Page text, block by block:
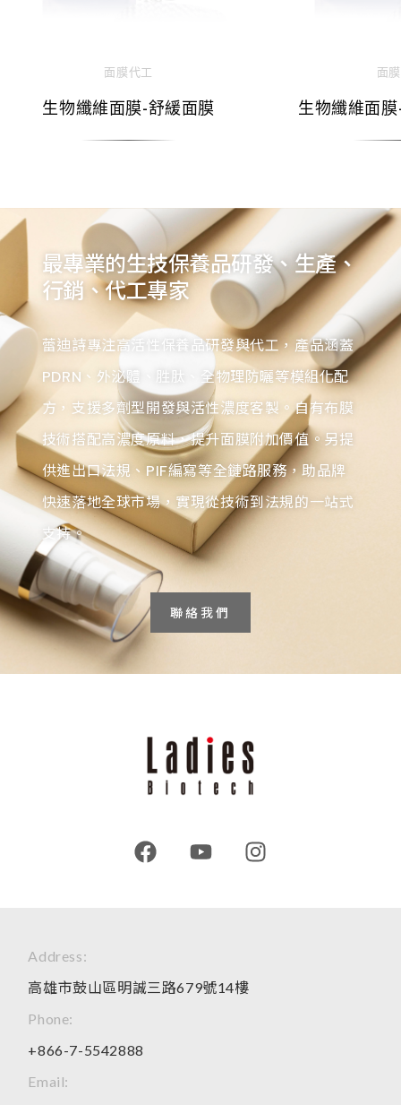
面膜代工
生物纖維面膜-舒緩面膜
面
生物纖維面
最專業的生技保養品研發、生產、
行銷、代工專家
蕾迪詩專注高活性保養品研發與代工，產品涵蓋
PDRN、外泌體、胜肽、全物理防曬等模組化配
方，支援多劑型開發與活性濃度客製。自有布膜
技術搭配高濃度原料，提升面膜附加價值。另提
供進出口法規、PIF編寫等全鏈路服務，助品牌
快速落地全球市場，實現從技術到法規的一站式
支持。
聯絡我們
Address:
高雄市鼓山區明誠三路679號14樓
Phone:
+866-7-5542888
Email: